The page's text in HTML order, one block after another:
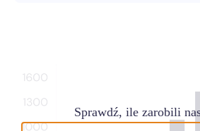
Sprawdź, ile zarobili